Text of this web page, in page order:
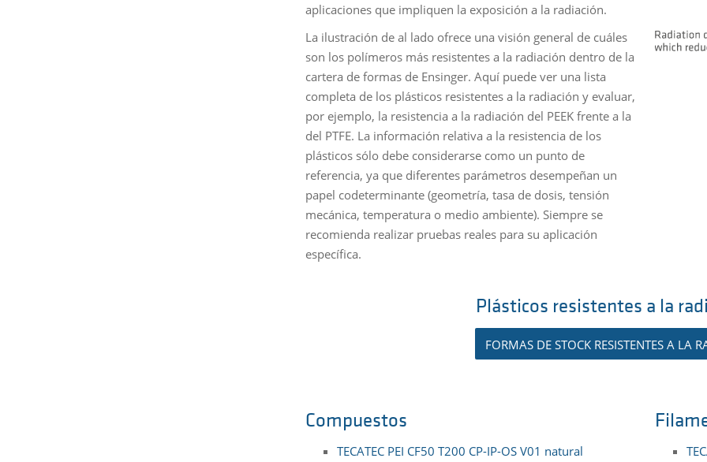
aplicaciones que impliquen la exposición a la radiación.
La ilustración de al lado ofrece una visión general de cuáles
son los polímeros más resistentes a la radiación dentro de la
cartera de formas de Ensinger. Aquí puede ver una lista
completa de los plásticos resistentes a la radiación y evaluar,
por ejemplo, la resistencia a la radiación del PEEK frente a la
del PTFE. La información relativa a la resistencia de los
plásticos sólo debe considerarse como un punto de
referencia, ya que diferentes parámetros desempeñan un
papel codeterminante (geometría, tasa de dosis, tensión
mecánica, temperatura o medio ambiente). Siempre se
recomienda realizar pruebas reales para su aplicación
específica.
Plásticos resistentes a la
FORMAS DE STOCK RESISTENTES A LA
Compuestos
TECATEC PEI CF50 T200 CP-IP-OS V01 natural